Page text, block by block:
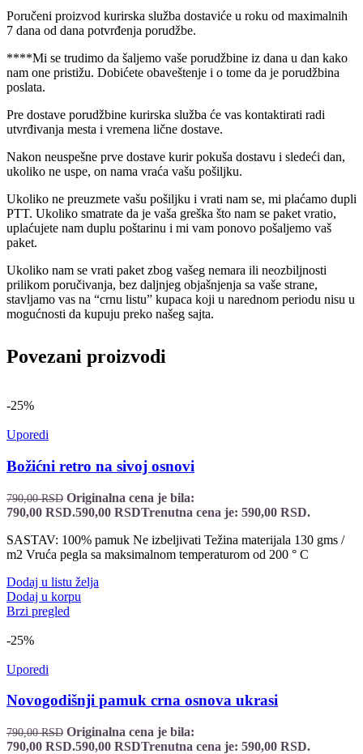
Poručeni proizvod kurirska služba dostaviće u roku od maximalnih
7 dana od dana potvrđenja porudžbe.
****Mi se trudimo da šaljemo vaše porudžbine iz dana u dan kako
nam one pristižu. Dobićete obaveštenje i o tome da je porudžbina
poslata.
Pre dostave porudžbine kurirska služba će vas kontaktirati radi
utvrđivanja mesta i vremena lične dostave.
Nakon neuspešne prve dostave kurir pokuša dostavu i sledeći dan,
ukoliko ne uspe, on nama vraća vašu pošiljku.
Ukoliko ne preuzmete vašu pošiljku i vrati nam se, mi plaćamo dupli
PTT. Ukoliko smatrate da je vaša greška što nam se paket vratio,
uplaćujete nam duplu poštarinu i mi vam ponovo pošaljemo vaš
paket.
Ukoliko nam se vrati paket zbog vašeg nemara ili neozbiljnosti
prilikom poručivanja, bez daljnjeg objašnjenja sa vaše strane,
stavljamo vas na “crnu listu” kupaca koji u narednom periodu nisu u
mogućnosti da kupuju preko našeg sajta.
Povezani proizvodi
-25%
Uporedi
Božićni retro na sivoj osnovi
790,00RSD Originalna cena je bila:
790,00 RSD.590,00 RSDTrenutna cena je: 590,00 RSD.
SASTAV: 100% pamuk Ne izbeljivati Težina materijala 130 gms /
m2 Vruća pegla sa maksimalnom temperaturom od 200 ° C
Dodaj u listu želja
Dodaj u korpu
Brzi pregled
-25%
Uporedi
Novogodišnji pamuk crna osnova ukrasi
790,00RSD Originalna cena je bila:
790,00 RSD.590,00 RSDTrenutna cena je: 590,00 RSD.